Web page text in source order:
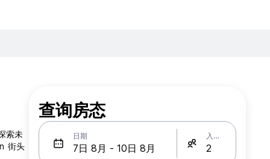
索未
街头
查询房态
日期 入住人数